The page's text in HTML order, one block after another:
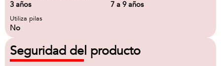
3 años 7 a 9 años
Utiliza pilas
No
Seguridad del producto